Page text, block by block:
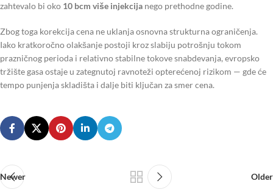
zahtevalo bi oko 10 bcm više injekcija nego prethodne godine.
Zbog toga korekcija cena ne uklanja osnovna strukturna ograničenja.
Iako kratkoročno olakšanje postoji kroz slabiju potrošnju tokom
prazničnog perioda i relativno stabilne tokove snabdevanja, evropsko
tržište gasa ostaje u zategnutoj ravnoteži opterećenoj rizikom — gde će
tempo punjenja skladišta i dalje biti ključan za smer cena.
Newer Older